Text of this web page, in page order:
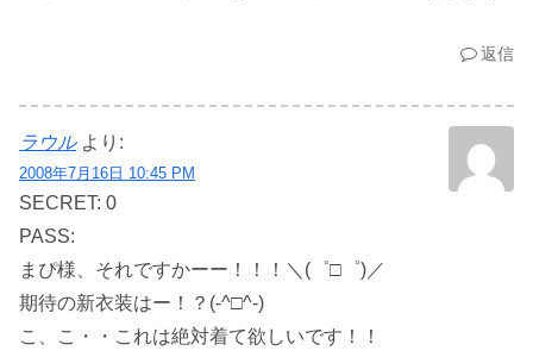
返信
ラウル より:
2008年7月16日 10:45 PM
SECRET: 0
PASS:
まぴ様、それですかーー！！！＼(゜□゜)／
期待の新衣装はー！？(-^□^-)
こ、こ・・これは絶対着て欲しいです！！